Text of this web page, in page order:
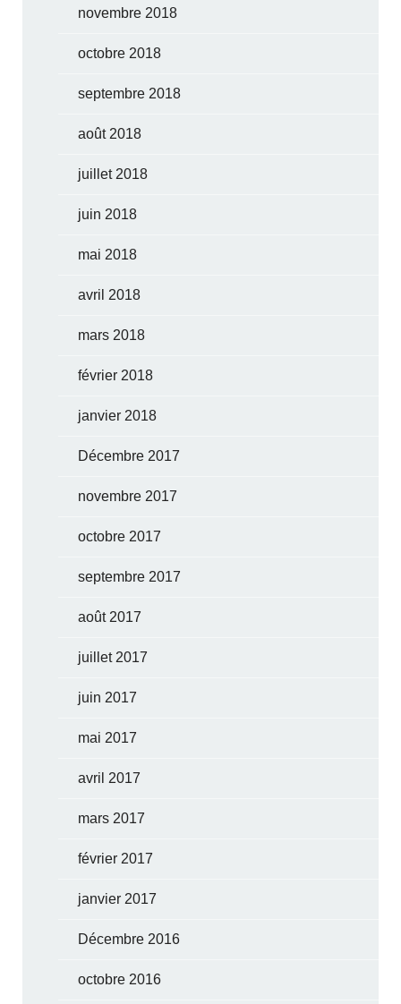
novembre 2018
octobre 2018
septembre 2018
août 2018
juillet 2018
juin 2018
mai 2018
avril 2018
mars 2018
février 2018
janvier 2018
Décembre 2017
novembre 2017
octobre 2017
septembre 2017
août 2017
juillet 2017
juin 2017
mai 2017
avril 2017
mars 2017
février 2017
janvier 2017
Décembre 2016
octobre 2016